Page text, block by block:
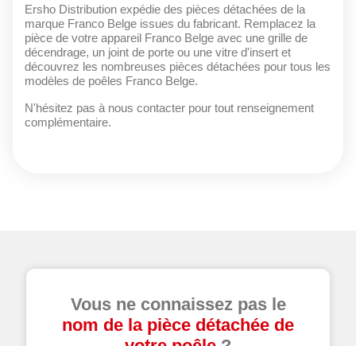
Ersho Distribution expédie des pièces détachées de la
marque Franco Belge issues du fabricant. Remplacez la
pièce de votre appareil Franco Belge avec une grille de
décendrage, un joint de porte ou une vitre d'insert et
découvrez les nombreuses pièces détachées pour tous les
modèles de poêles Franco Belge.
N'hésitez pas à nous contacter pour tout renseignement
complémentaire.
Vous ne connaissez pas le
nom de la pièce détachée de